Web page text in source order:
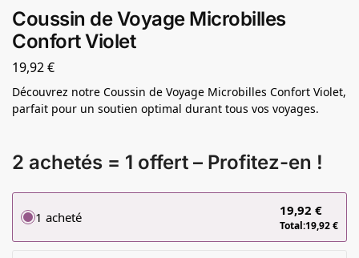
Coussin de Voyage Microbilles
Confort Violet
19,92€
Découvrez notre Coussin de Voyage Microbilles Confort Violet,
parfait pour un soutien optimal durant tous vos voyages.
2 achetés = 1 offert – Profitez-en !
1 acheté 19,92 €
Total:19,92€